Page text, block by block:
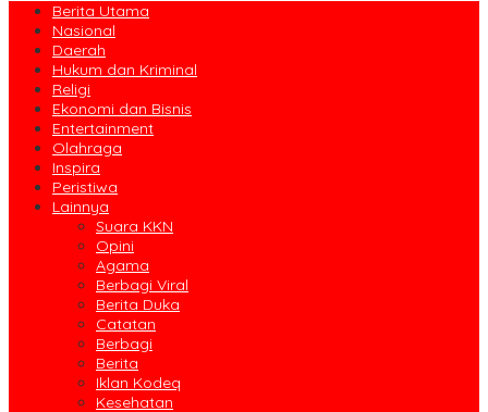
Berita Utama
Nasional
Daerah
Hukum dan Kriminal
Religi
Ekonomi dan Bisnis
Entertainment
Olahraga
Inspira
Peristiwa
Lainnya
Suara KKN
Opini
Agama
Berbagi Viral
Berita Duka
Catatan
Berbagi
Berita
Iklan Kodeq
Kesehatan